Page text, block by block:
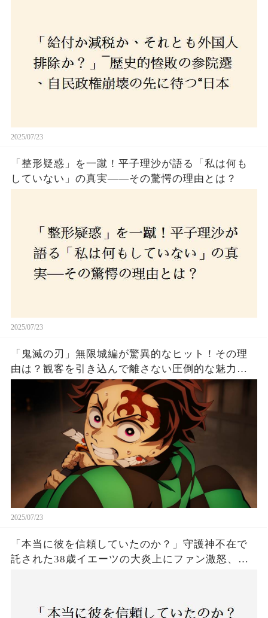
2025/07/23
「整形疑惑」を一蹴！平子理沙が語る「私は何も
していない」の真実——その驚愕の理由とは？
2025/07/23
「鬼滅の刃」無限城編が驚異的なヒット！その理
由は？観客を引き込んで離さない圧倒的な魅力と
2025/07/23
「本当に彼を信頼していたのか？」守護神不在で
託された38歳イエーツの大炎上にファン激怒、ド